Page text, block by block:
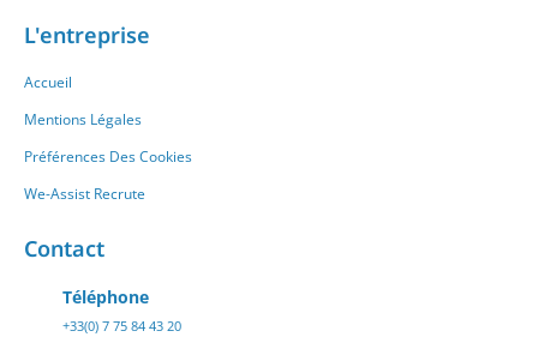
L'entreprise
Accueil
Mentions Légales
Préférences Des Cookies
We-Assist Recrute
Contact
Téléphone
+33(0) 7 75 84 43 20